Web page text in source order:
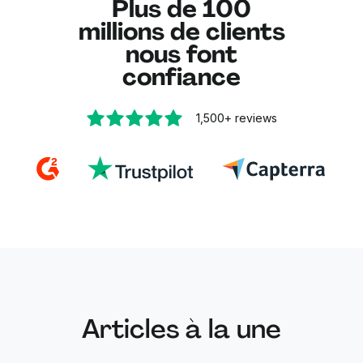
vos données. Plus de 100
millions de clients
nous font
confiance
1,500+ reviews
Articles à la une